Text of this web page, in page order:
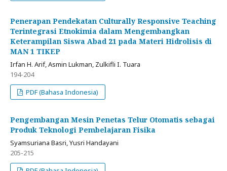
Penerapan Pendekatan Culturally Responsive Teaching
Terintegrasi Etnokimia dalam Mengembangkan
Keterampilan Siswa Abad 21 pada Materi Hidrolisis di
MAN 1 TIKEP
Irfan H. Arif, Asmin Lukman, Zulkifli I. Tuara
194-204
PDF (Bahasa Indonesia)
Pengembangan Mesin Penetas Telur Otomatis sebagai
Produk Teknologi Pembelajaran Fisika
Syamsuriana Basri, Yusri Handayani
205-215